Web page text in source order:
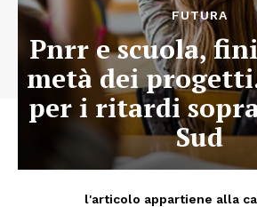
FUTURA
Pnrr e scuola,
metà dei
per i ritardi
Sud
l'articolo appartiene alla